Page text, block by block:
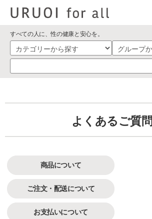
すべての人に、性の健康と安心を。
よくあるご質問
商品について
ご注文・配送について
お支払いについて